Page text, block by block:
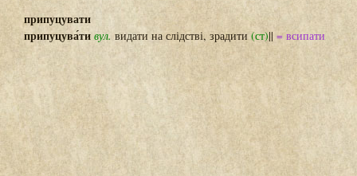
припуцувати
припуцува́ти вул. видати на слідстві, зрадити (ст)|| = всипати